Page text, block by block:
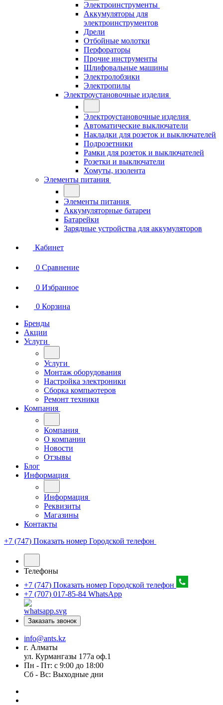
Электроинструменты
Аккумуляторы для
электроинструментов
Дрели
Отбойные молотки
Перфораторы
Прочие инструменты
Шлифовальные машины
Электролобзики
Электропилы
Электроустановочные изделия
Электроустановочные изделия
Автоматические выключатели
Накладки для розеток и выключателей
Подрозетники
Рамки для розеток и выключателей
Розетки и выключатели
Хомуты, изолента
Элементы питания
Элементы питания
Аккумуляторные батареи
Батарейки
Зарядные устройства для аккумуляторов
Кабинет
0 Сравнение
0 Избранное
0 Корзина
Бренды
Акции
Услуги
Услуги
Монтаж оборудования
Настройка электроники
Сборка компьютеров
Ремонт техники
Компания
Компания
О компании
Новости
Отзывы
Блог
Информация
Информация
Реквизиты
Магазины
Контакты
+7 (747) Показать номер Городской телефон
Телефоны
+7 (747) Показать номер Городской телефон
+7 (707) 017-85-84 WhatsApp
Заказать звонок
info@ants.kz
г. Алматы
ул. Курмангазы 177а оф.1
Пн - Пт: с 9:00 до 18:00
Сб - Вс: Выходные дни